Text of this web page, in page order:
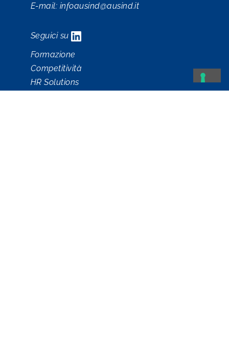
E-mail: infoausind@ausind.it
Seguici su
Formazione
Competitività
HR Solutions